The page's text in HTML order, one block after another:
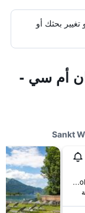
بحثك أو
أم سي -
Markt 74, Sankt Wolfgang im Salzkammergut, النمسا العليا, النمسا